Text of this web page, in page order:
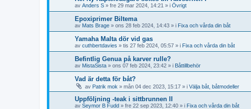
av Anders S » fre 29 mar 2024, 14:21 » i Övrigt
Epoxiprimer Biltema
av Mats Brage » ons 28 feb 2024, 14:43 » i Fixa och vårda din båt
Yamaha Malta dör vid gas
av cuthbertdavies » tis 27 feb 2024, 05:57 » i Fixa och vårda din båt
Befintlig Genua på karver rulle?
av MistaSista » ons 07 feb 2024, 23:42 » i Båttillbehör
Vad är detta för båt?
av Patrik mok » mån 04 dec 2023, 15:17 » i Välja båt, båtmodeller
Uppföljning -teak i sittbrunnen II
av Seymor B Fudd » fre 22 sep 2023, 12:40 » i Fixa och vårda din båt